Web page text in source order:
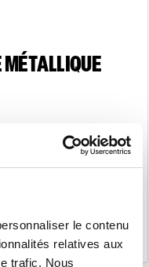
le contenu
relatives aux
trafic. Nous
MÉTALLIQUE
auprès de nos